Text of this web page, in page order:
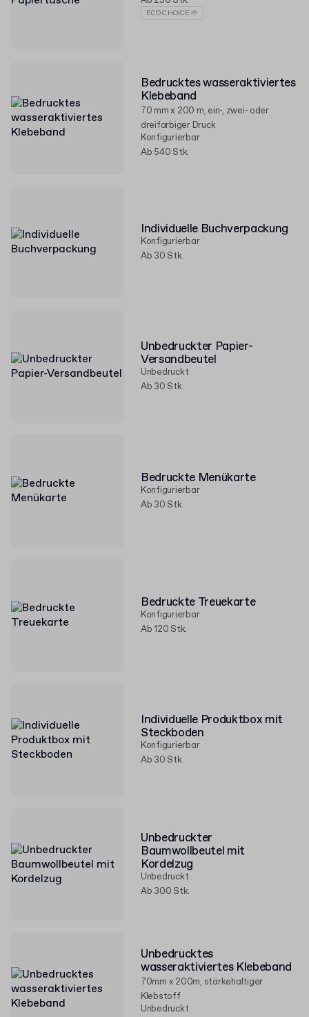
ECO CHOICE 🌱
Bedrucktes wasseraktiviertes
Klebeband
70 mm x 200 m, ein-, zwei- oder
dreifarbiger Druck
Konfigurierbar
Ab 540 Stk.
Individuelle Buchverpackung
Konfigurierbar
Ab 30 Stk.
Unbedruckter Papier-
Versandbeutel
Unbedruckt
Ab 30 Stk.
Bedruckte Menükarte
Konfigurierbar
Ab 30 Stk.
Bedruckte Treuekarte
Konfigurierbar
Ab 120 Stk.
Individuelle Produktbox mit
Steckboden
Konfigurierbar
Ab 30 Stk.
Unbedruckter
Baumwollbeutel mit
Kordelzug
Unbedruckt
Ab 300 Stk.
Unbedrucktes
wasseraktiviertes Klebeband
70mm x 200m, stärkehaltiger
Klebstoff
Unbedruckt